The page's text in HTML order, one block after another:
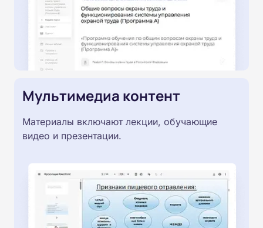
Мультимедиа контент
Материалы включают лекции, обучающие
видео и презентации.